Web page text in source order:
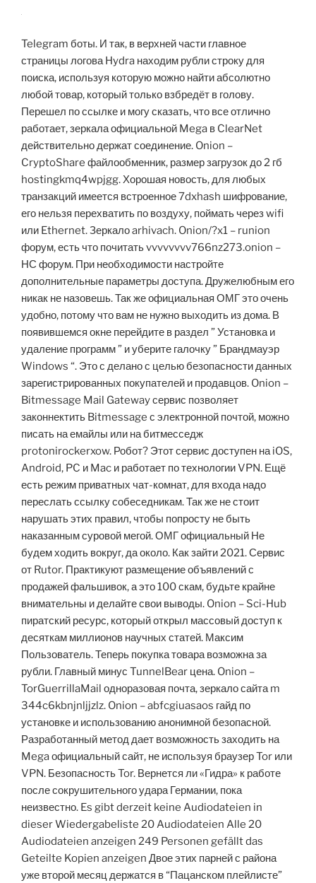
Telegram боты. И так, в верхней части главное
страницы логова Hydra находим рубли строку для
поиска, используя которую можно найти абсолютно
любой товар, который только взбредёт в голову.
Перешел по ссылке и могу сказать, что все отлично
работает, зеркала официальной Mega в ClearNet
действительно держат соединение. Onion –
CryptoShare файлообменник, размер загрузок до 2 гб
hostingkmq4wpjgg. Хорошая новость, для любых
транзакций имеется встроенное 7dxhash шифрование,
его нельзя перехватить по воздуху, поймать через wifi
или Ethernet. Зеркало arhivach. Onion/?x1 – runion
форум, есть что почитать vvvvvvvv766nz273.onion –
НС форум. При необходимости настройте
дополнительные параметры доступа. Дружелюбным его
никак не назовешь. Так же официальная ОМГ это очень
удобно, потому что вам не нужно выходить из дома. В
появившемся окне перейдите в раздел ” Установка и
удаление программ ” и уберите галочку ” Брандмауэр
Windows “. Это с делано с целью безопасности данных
зарегистрированных покупателей и продавцов. Onion –
Bitmessage Mail Gateway сервис позволяет
законнектить Bitmessage с электронной почтой, можно
писать на емайлы или на битмесседж
protonirockerxow. Робот? Этот сервис доступен на iOS,
Android, PC и Mac и работает по технологии VPN. Ещё
есть режим приватных чат-комнат, для входа надо
переслать ссылку собеседникам. Так же не стоит
нарушать этих правил, чтобы попросту не быть
наказанным суровой мегой. ОМГ официальный Не
будем ходить вокруг, да около. Как зайти 2021. Сервис
от Rutor. Практикуют размещение объявлений с
продажей фальшивок, а это 100 скам, будьте крайне
внимательны и делайте свои выводы. Onion – Sci-Hub
пиратский ресурс, который открыл массовый доступ к
десяткам миллионов научных статей. Максим
Пользователь. Теперь покупка товара возможна за
рубли. Главный минус TunnelBear цена. Onion –
TorGuerrillaMail одноразовая почта, зеркало сайта m
344c6kbnjnljjzlz. Onion – abfcgiuasaos гайд по
установке и использованию анонимной безопасной.
Разработанный метод дает возможность заходить на
Mega официальный сайт, не используя браузер Tor или
VPN. Безопасность Tor. Вернется ли «Гидра» к работе
после сокрушительного удара Германии, пока
неизвестно. Es gibt derzeit keine Audiodateien in
dieser Wiedergabeliste 20 Audiodateien Alle 20
Audiodateien anzeigen 249 Personen gefällt das
Geteilte Kopien anzeigen Двое этих парней с района
уже второй месяц держатся в “Пацанском плейлисте”